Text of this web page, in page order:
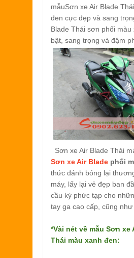
mẫuSơn xe Air Blade
đen cực đẹp và sang
Blade Thái sơn phối màu
bật, sang trọng và đậm
Sơn xe Air Blade Thái
Sơn xe Air Blade phối
thức đánh bóng lại
máy, lấy lại vẻ đẹp ban
cầu kỳ phức tạp cho
tay ga cao cấp, cũng như
*Vài nét về mẫu Sơn xe
Thái màu xanh đen: